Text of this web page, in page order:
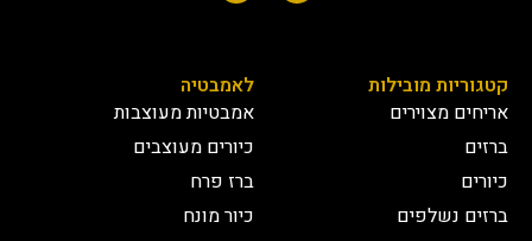
קטגוריות מובילות
אריחים מצוירים
ברזים
כיורים
ברזים נשלפים
לאמבטיה
אמבטיות מעוצבות
כיורים מעוצבים
ברז פרח
כיור מונח